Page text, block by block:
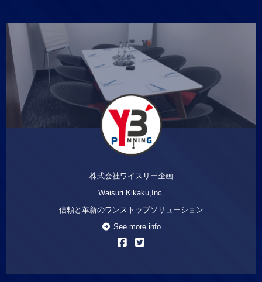
株式会社ワイスリー企画
Waisuri Kikaku,Inc.
信頼と革新のワンストップソリューション
See more info